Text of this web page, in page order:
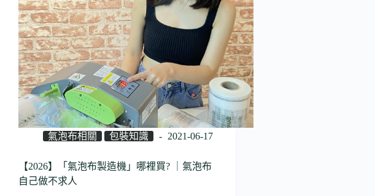
氣泡布相關 包裝知識 2021-06-17
【2026】「氣泡布製造機」哪裡買? ｜氣泡布
自己做不求人